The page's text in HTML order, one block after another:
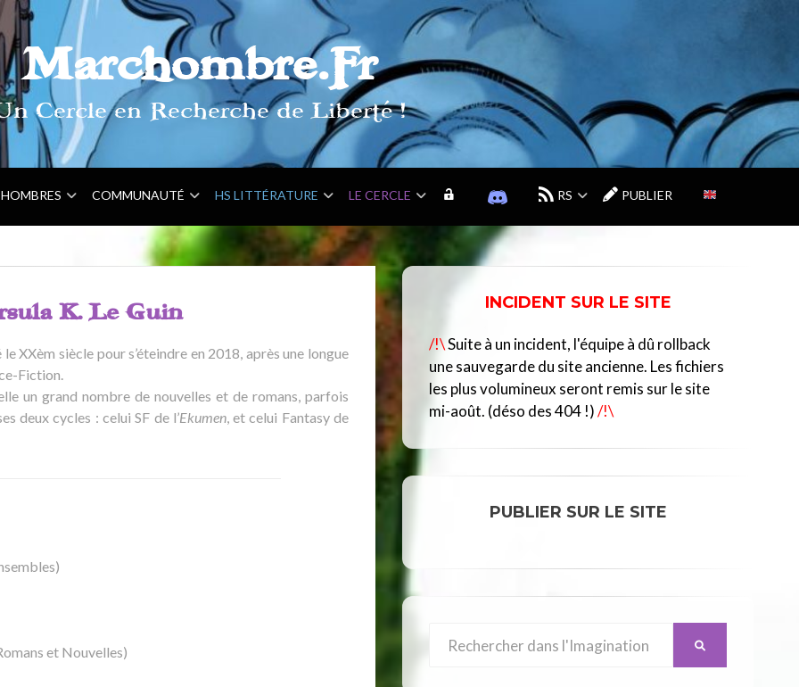
Marchombre.Fr
Cercle en Recherche de Liberté !
COMMUNAUTÉ HS LITTÉRATURE LE CERCLE
C
O
E
S
O
D
U
C
C
RS PUBLIER
K. Le Guin
XXèm siècle pour s’éteindre en 2018, après une longue
Fiction.
un grand nombre de nouvelles et de romans, parfois
deux cycles : celui SF de l’Ekumen, et celui Fantasy de
et Nouvelles)
INCIDENT SUR LE SITE
/!\Suite à un incident, l'équipe à dû rollback
une sauvegarde du site ancienne. Les fichiers
les plus volumineux seront remis sur le site
mi-août. (déso des 404 !)/!\
PUBLIER SUR LE SITE
for: